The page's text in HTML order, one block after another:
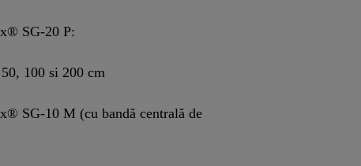
SG-20 P:
100 si 200 cm
SG-10 M (cu bandă centrală de